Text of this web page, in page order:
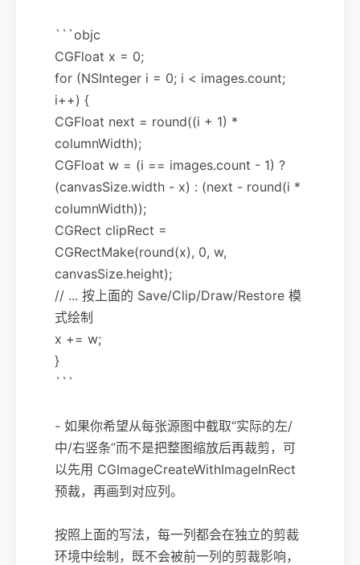
```objc
CGFloat x = 0;
for (NSInteger i = 0; i < images.count;
i++) {
CGFloat next = round((i + 1) *
columnWidth);
CGFloat w = (i == images.count - 1) ?
(canvasSize.width - x) : (next - round(i *
columnWidth));
CGRect clipRect =
CGRectMake(round(x), 0, w,
canvasSize.height);
// ... 按上面的 Save/Clip/Draw/Restore 模
式绘制
x += w;
}
```
- 如果你希望从每张源图中截取“实际的左/
中/右竖条”而不是把整图缩放后再裁剪，可
以先用 CGImageCreateWithImageInRect
预裁，再画到对应列。
按照上面的写法，每一列都会在独立的剪裁
环境中绘制，既不会被前一列的剪裁影响，